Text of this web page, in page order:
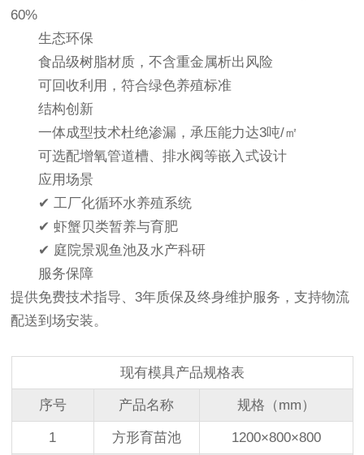
60%
生态环保
食品级树脂材质，不含重金属析出风险
可回收利用，符合绿色养殖标准
结构创新
一体成型技术杜绝渗漏，承压能力达3吨/㎡
可选配增氧管道槽、排水阀等嵌入式设计
应用场景
✔ 工厂化循环水养殖系统
✔ 虾蟹贝类暂养与育肥
✔ 庭院景观鱼池及水产科研
服务保障
提供免费技术指导、3年质保及终身维护服务，支持物流
配送到场安装。
现有模具产品规格表
序号 产品名称 规格（ mm ）
1 方形育苗池 1200×800×800